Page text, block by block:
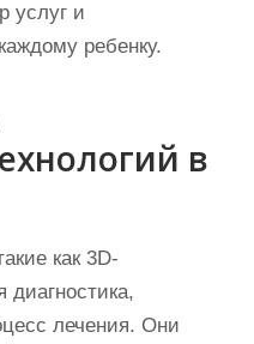
услуг и
ребенку.
в
как 3D-
лечения. Они